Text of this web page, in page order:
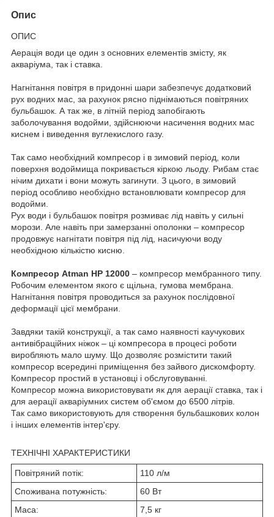
Опис
ОПИС
Аерація води це один з основних елементів змісту, як
акваріума, так і ставка.
Нагнітання повітря в придонні шари забезпечує додатковий
рух водних мас, за рахунок рясно піднімаються повітряних
бульбашок. А так же, в літній період запобігають
заболочування водойми, здійснюючи насичення водних мас
киснем і виведення вуглекислого газу.
Так само необхідний компресор і в зимовий період, коли
поверхня водоймища покривається кіркою льоду. Рибам стає
нічим дихати і вони можуть загинути. З цього, в зимовий
період особливо необхідно встановлювати компресор для
водойми.
Рух води і бульбашок повітря розмиває лід навіть у сильні
морози. Але навіть при замерзанні ополонки – компресор
продовжує нагнітати повітря під лід, насичуючи воду
необхідною кількістю кисню.
Компресор Atman HP 12000 – компресор мембранного типу.
Робочим елементом якого є щільна, гумова мембрана.
Нагнітання повітря проводиться за рахунок послідовної
деформації цієї мембрани.
Завдяки такій конструкції, а так само наявності каучукових
антивібраційних ніжок – ці компресора в процесі роботи
виробляють мало шуму. Що дозволяє розмістити такий
компресор всередині приміщення без зайвого дискомфорту.
Компресор простий в установці і обслуговуванні.
Компресор можна використовувати як для аерації ставка, так і
для аерації акваріумних систем об'ємом до 6500 літрів.
Так само використовують для створення бульбашкових колон
і інших елементів інтер'єру.
ТЕХНІЧНІ ХАРАКТЕРИСТИКИ
Повітряний потік:
110 л/м
Споживана потужність:
60 Вт
Маса:
7,5 кг